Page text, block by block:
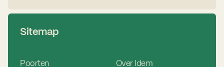
Sitemap
Poorten
Over Idem